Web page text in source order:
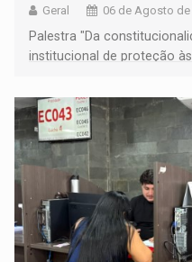
Geral 06 de Agosto de
Palestra "Da
institucional de proteção
Goiás